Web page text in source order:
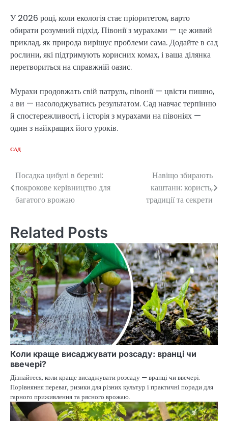
У 2026 році, коли екологія стає пріоритетом, варто
обирати розумний підхід. Півонії з мурахами — це живий
приклад, як природа вирішує проблеми сама. Додайте в сад
рослини, які підтримують корисних комах, і ваша ділянка
перетвориться на справжній оазис.
Мурахи продовжать свій патруль, півонії — цвісти пишно,
а ви — насолоджуватись результатом. Сад навчає терпінню
й спостережливості, і історія з мурахами на півоніях —
один з найкращих його уроків.
САД
Post
navigation
Посадка цибулі в березні:
покрокове керівництво для
багатого врожаю
Навіщо збирають
каштани: користь,
традиції та секрети
Related Posts
Коли краще висаджувати розсаду: вранці чи
ввечері?
Дізнайтеся, коли краще висаджувати розсаду — вранці чи ввечері.
Порівняння переваг, ризики для різних культур і практичні поради для
гарного приживлення та рясного врожаю.